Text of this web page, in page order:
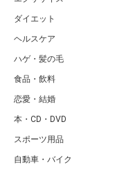
ダイエット
ヘルスケア
ハゲ・髪の毛
食品・飲料
恋愛・結婚
本・CD・DVD
スポーツ用品
自動車・バイク